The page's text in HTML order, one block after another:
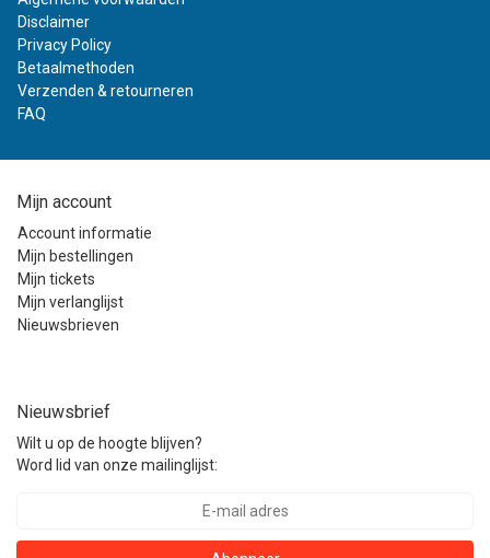
Disclaimer
Privacy Policy
Betaalmethoden
Verzenden & retourneren
FAQ
Mijn account
Account informatie
Mijn bestellingen
Mijn tickets
Mijn verlanglijst
Nieuwsbrieven
Nieuwsbrief
Wilt u op de hoogte blijven?
Word lid van onze mailinglijst: